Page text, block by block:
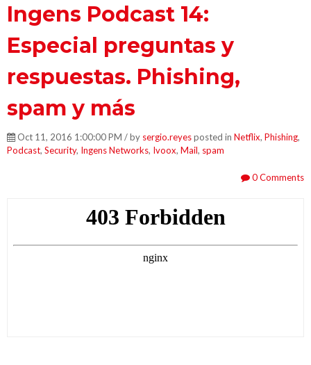
Ingens Podcast 14:
Especial preguntas y
respuestas. Phishing,
spam y más
Oct 11, 2016 1:00:00 PM / by sergio.reyesposted in Netflix, Phishing,
Podcast, Security, Ingens Networks, Ivoox, Mail, spam
0 Comments